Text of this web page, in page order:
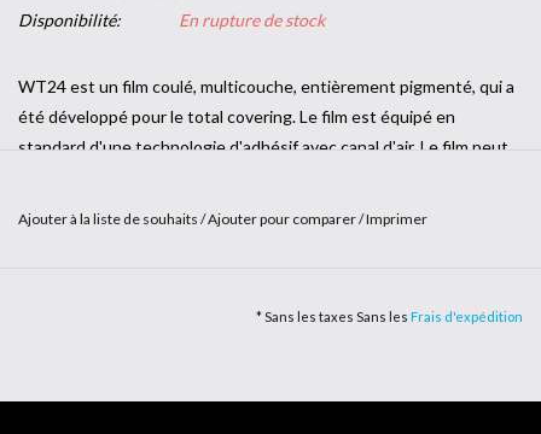
Disponibilité:
En rupture de stock
WT24 est un film coulé, multicouche, entièrement pigmenté, qui a
été développé pour le total covering. Le film est équipé en
standard d'une technologie d'adhésif avec canal d'air. Le film peut
véhicule.
Ajouter à la liste de souhaits /Ajouter pour comparer/Imprimer
* Sans les taxes Sans les Frais d'expédition